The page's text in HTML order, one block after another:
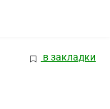
в закладки